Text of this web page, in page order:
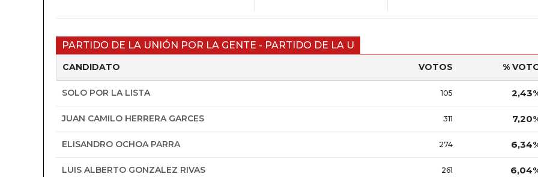
PARTIDO DE LA UNIÓN POR LA GENTE - PARTIDO DE LA U
CANDIDATO VOTOS %
SOLO POR LA LISTA 105
JUAN CAMILO HERRERA GARCES 311
ELISANDRO OCHOA PARRA 274
LUIS ALBERTO GONZALEZ RIVAS 261